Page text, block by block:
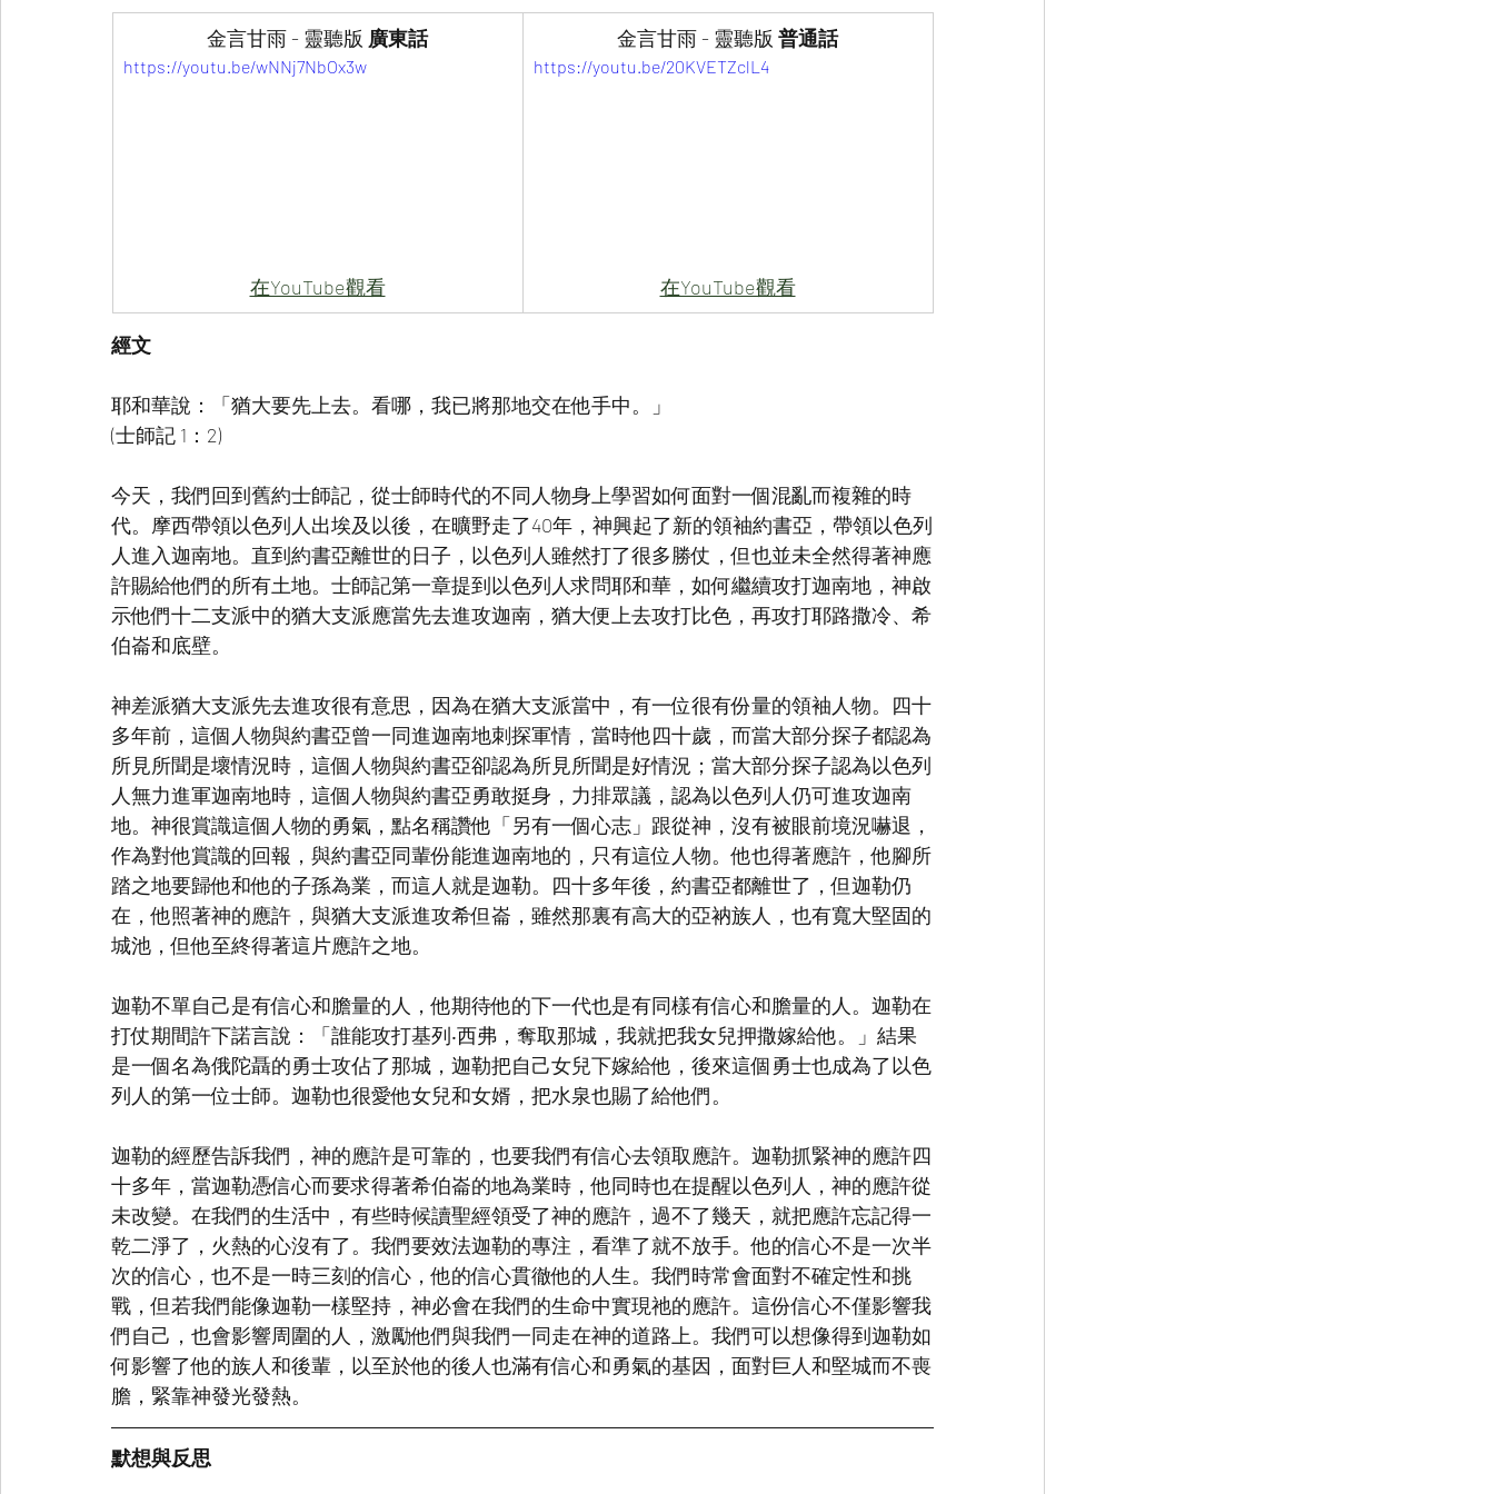
金言甘雨 - 靈聽版 廣東話
https://youtu.be/wNNj7NbOx3w
在YouTube觀看
金言甘雨 - 靈聽版 普通話
https://youtu.be/20KVETZclL4
在YouTube觀看
經文
耶和華說：「猶大要先上去。看哪，我已將那地交在他手中。」
(士師記 1：2)
今天，我們回到舊約士師記，從士師時代的不同人物身上學習如何面對一個混亂而複雜的時
代。摩西帶領以色列人出埃及以後，在曠野走了40年，神興起了新的領袖約書亞，帶領以色列
人進入迦南地。直到約書亞離世的日子，以色列人雖然打了很多勝仗，但也並未全然得著神應
許賜給他們的所有土地。士師記第一章提到以色列人求問耶和華，如何繼續攻打迦南地，神啟
示他們十二支派中的猶大支派應當先去進攻迦南，猶大便上去攻打比色，再攻打耶路撒冷、希
伯崙和底壁。
神差派猶大支派先去進攻很有意思，因為在猶大支派當中，有一位很有份量的領袖人物。四十
多年前，這個人物與約書亞曾一同進迦南地刺探軍情，當時他四十歲，而當大部分探子都認為
所見所聞是壞情況時，這個人物與約書亞卻認為所見所聞是好情況；當大部分探子認為以色列
人無力進軍迦南地時，這個人物與約書亞勇敢挺身，力排眾議，認為以色列人仍可進攻迦南
地。神很賞識這個人物的勇氣，點名稱讚他「另有一個心志」跟從神，沒有被眼前境況嚇退，
作為對他賞識的回報，與約書亞同輩份能進迦南地的，只有這位人物。他也得著應許，他腳所
踏之地要歸他和他的子孫為業，而這人就是迦勒。四十多年後，約書亞都離世了，但迦勒仍
在，他照著神的應許，與猶大支派進攻希但崙，雖然那裏有高大的亞衲族人，也有寬大堅固的
城池，但他至終得著這片應許之地。
迦勒不單自己是有信心和膽量的人，他期待他的下一代也是有同樣有信心和膽量的人。迦勒在
打仗期間許下諾言說：「誰能攻打基列‧西弗，奪取那城，我就把我女兒押撒嫁給他。」結果
是一個名為俄陀聶的勇士攻佔了那城，迦勒把自己女兒下嫁給他，後來這個勇士也成為了以色
列人的第一位士師。迦勒也很愛他女兒和女婿，把水泉也賜了給他們。
迦勒的經歷告訴我們，神的應許是可靠的，也要我們有信心去領取應許。迦勒抓緊神的應許四
十多年，當迦勒憑信心而要求得著希伯崙的地為業時，他同時也在提醒以色列人，神的應許從
未改變。在我們的生活中，有些時候讀聖經領受了神的應許，過不了幾天，就把應許忘記得一
乾二淨了，火熱的心沒有了。我們要效法迦勒的專注，看準了就不放手。他的信心不是一次半
次的信心，也不是一時三刻的信心，他的信心貫徹他的人生。我們時常會面對不確定性和挑
戰，但若我們能像迦勒一樣堅持，神必會在我們的生命中實現祂的應許。這份信心不僅影響我
們自己，也會影響周圍的人，激勵他們與我們一同走在神的道路上。我們可以想像得到迦勒如
何影響了他的族人和後輩，以至於他的後人也滿有信心和勇氣的基因，面對巨人和堅城而不喪
膽，緊靠神發光發熱。
默想與反思